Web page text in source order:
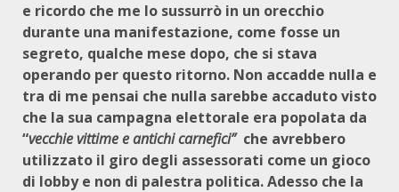
e ricordo che me lo sussurrò in un orecchio
durante una manifestazione, come fosse un
segreto, qualche mese dopo, che si stava
operando per questo ritorno. Non accadde nulla e
tra di me pensai che nulla sarebbe accaduto visto
che la sua campagna elettorale era popolata da
“vecchie vittime e antichi carnefici”che avrebbero
utilizzato il giro degli assessorati come un gioco
di lobby e non di palestra politica. Adesso che la